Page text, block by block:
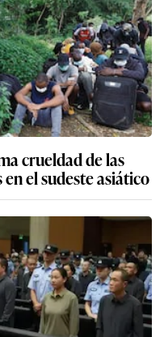
crueldad de las
el sudeste asiático